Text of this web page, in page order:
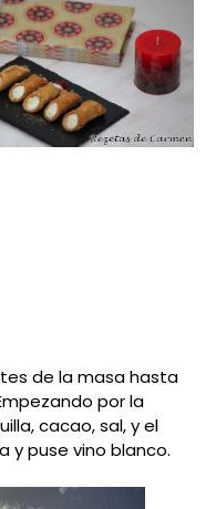
de la masa hasta
por la
cacao, sal, y el
y puse vino blanco.